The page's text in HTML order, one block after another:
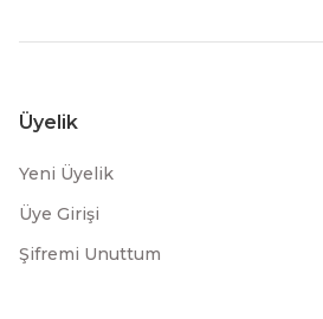
Üyelik
Yeni Üyelik
Üye Girişi
Şifremi Unuttum